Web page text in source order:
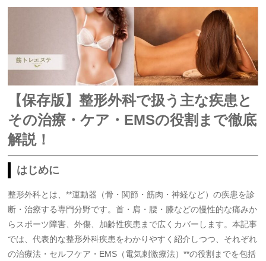
【保存版】整形外科で扱う主な疾患と
その治療・ケア・EMSの役割まで徹底
解説！
はじめに
整形外科とは、**運動器（骨・関節・筋肉・神経など）の疾患を診
断・治療する専門分野です。首・肩・腰・膝などの慢性的な痛みか
らスポーツ障害、外傷、加齢性疾患まで広くカバーします。本記事
では、代表的な整形外科疾患をわかりやすく紹介しつつ、それぞれ
の治療法・セルフケア・EMS（電気刺激療法）**の役割までを包括